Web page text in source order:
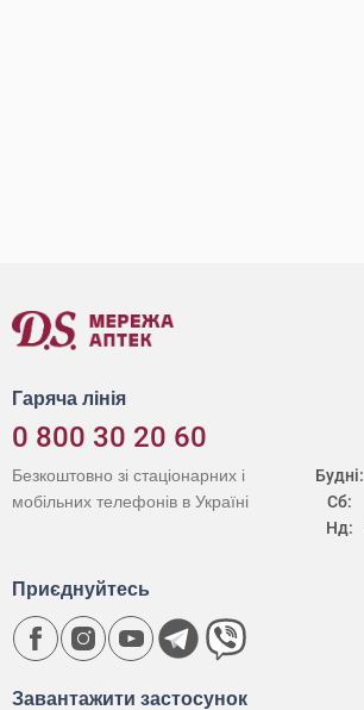
Гаряча лінія
0 800 30 20 60
Будні:
Сб:
Нд:
Безкоштовно зі стаціонарних і
мобільних телефонів в Україні
Завантажити застосунок
Приєднуйтесь